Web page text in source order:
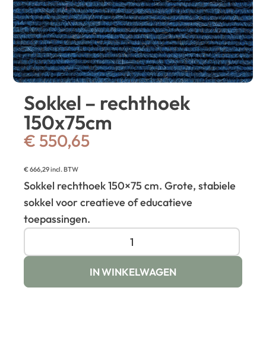
Sokkel – rechthoek
150x75cm
€ 550,65
€666,29incl. BTW
Sokkel rechthoek 150×75 cm. Grote, stabiele
sokkel voor creatieve of educatieve
toepassingen.
IN WINKELWAGEN